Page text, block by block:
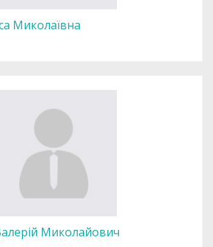
Миколаївна
Миколайович